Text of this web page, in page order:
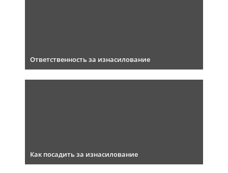
Ответственность за изнасилование
Как посадить за изнасилование